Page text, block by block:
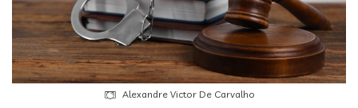
Alexandre Victor De Carvalho